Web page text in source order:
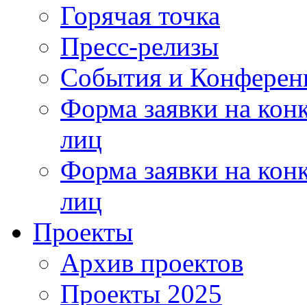
Горячая точка
Пресс-релизы
События и
Форма заявки на
лиц
Форма заявки на
лиц
Проекты
Архив проектов
Проекты 2025